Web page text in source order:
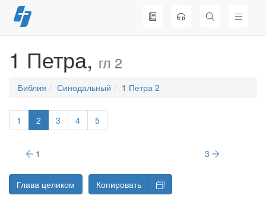
Перейти
к
1 Петра, гл 2
Библия Синодальный 1 Петра 2
1 2 3 4 5
1 3
Глава целиком Копировать